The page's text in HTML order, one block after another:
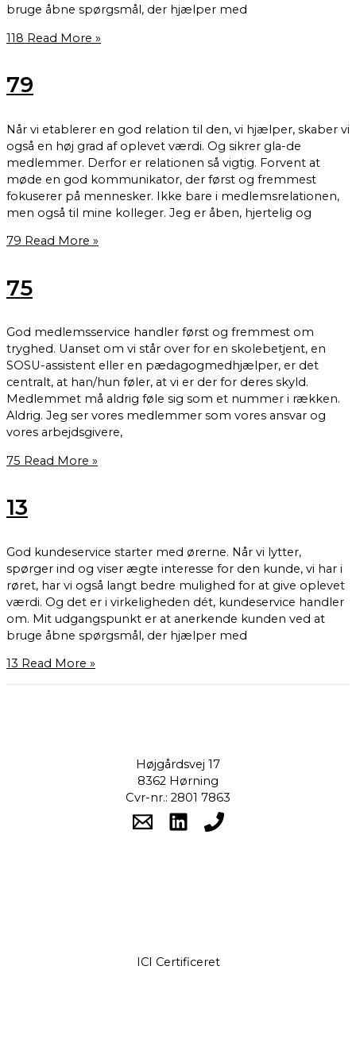
bruge åbne spørgsmål, der hjælper med
118 Read More »
79
Når vi etablerer en god relation til den, vi hjælper, skaber vi
også en høj grad af oplevet værdi. Og sikrer gla-de
medlemmer. Derfor er relationen så vigtig. Forvent at
møde en god kommunikator, der først og fremmest
fokuserer på mennesker. Ikke bare i medlemsrelationen,
men også til mine kolleger. Jeg er åben, hjertelig og
79 Read More »
75
God medlemsservice handler først og fremmest om
tryghed. Uanset om vi står over for en skolebetjent, en
SOSU-assistent eller en pædagogmedhjælper, er det
centralt, at han/hun føler, at vi er der for deres skyld.
Medlemmet må aldrig føle sig som et nummer i rækken.
Aldrig. Jeg ser vores medlemmer som vores ansvar og
vores arbejdsgivere,
75 Read More »
13
God kundeservice starter med ørerne. Når vi lytter,
spørger ind og viser ægte interesse for den kunde, vi har i
røret, har vi også langt bedre mulighed for at give oplevet
værdi. Og det er i virkeligheden dét, kundeservice handler
om. Mit udgangspunkt er at anerkende kunden ved at
bruge åbne spørgsmål, der hjælper med
13 Read More »
Højgårdsvej 17
8362 Hørning
Cvr-nr.: 2801 7863
ICI Certificeret